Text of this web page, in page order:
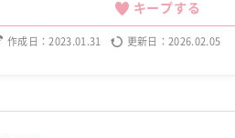
キープする
作成日：2023.01.31 更新日：2026.02.05